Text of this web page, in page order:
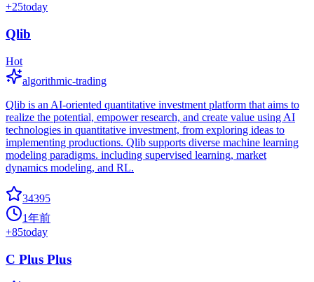
+25today
Qlib
Hot
algorithmic-trading
Qlib is an AI-oriented quantitative investment platform that aims to
realize the potential, empower research, and create value using AI
technologies in quantitative investment, from exploring ideas to
implementing productions. Qlib supports diverse machine learning
modeling paradigms. including supervised learning, market
dynamics modeling, and RL.
34395
1年前
+85today
C Plus Plus